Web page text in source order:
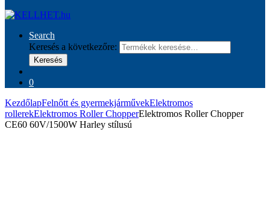
Search
Keresés a következőre:
Keresés
0
KezdőlapFelnőtt és gyermekjárművekElektromos
rollerekElektromos Roller ChopperElektromos Roller Chopper
CE60 60V/1500W Harley stílusú